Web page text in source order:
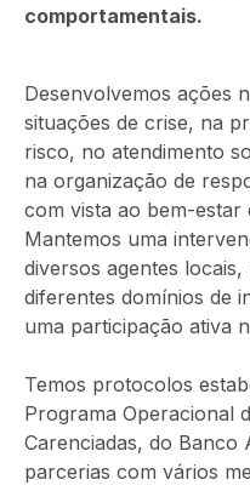
comportamentais.
Desenvolvemos ações
situações de crise, na
risco, no atendimento
na organização de
com vista ao bem-estar
Mantemos uma
diversos agentes
diferentes domínios de
uma participação ativa
Temos protocolos
Programa Operacional
Carenciadas, do Banco
parcerias com vários